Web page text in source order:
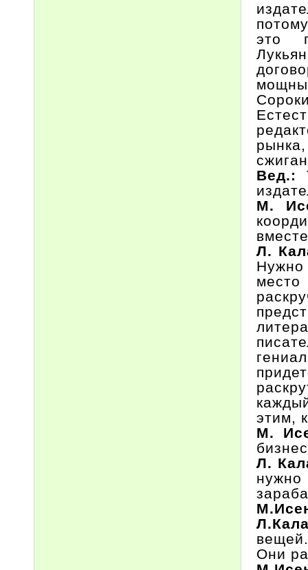
это
Вед.:
М.
Л.
этим,
М.
Л.
Они